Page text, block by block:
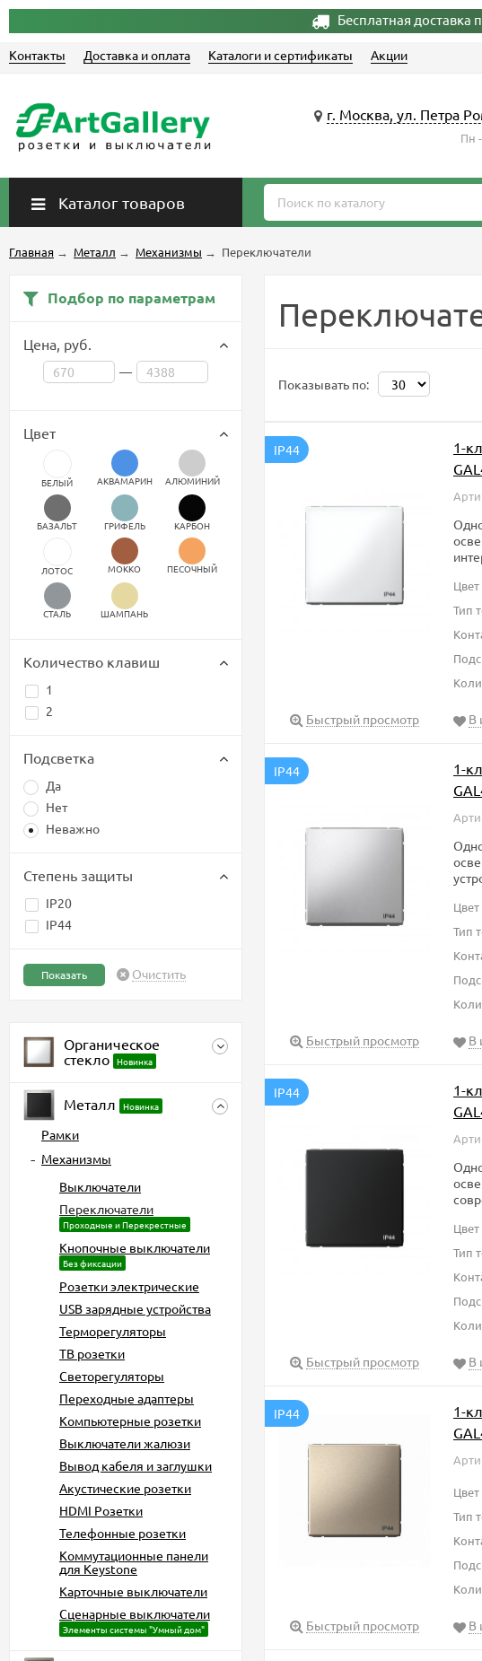
Бесплатная доставка
Контакты Доставка и оплата Каталоги и сертификаты Акции
г. Москва, ул. Петра
Пн
Каталог товаров
Главная → Металл → Механизмы → Переключатели
Подбор по параметрам
Цена, руб.
—
Цвет
БЕЛЫЙ АКВАМАРИН АЛЮМИНИЙ
БАЗАЛЬТ ГРИФЕЛЬ КАРБОН
ЛОТОС МОККО ПЕСОЧНЫЙ
СТАЛЬ ШАМПАНЬ
Количество клавиш
1
2
Подсветка
Да
Нет
Неважно
Степень защиты
IP20
IP44
Очистить
Органическое
стекло Новинка
Металл Новинка
Рамки
Механизмы
Выключатели
Переключатели
Проходные и Перекрестные
Кнопочные выключатели
Без фиксации
Розетки электрические
USB зарядные устройства
Терморегуляторы
ТВ розетки
Светорегуляторы
Переходные адаптеры
Компьютерные розетки
Выключатели жалюзи
Вывод кабеля и заглушки
Акустические розетки
HDMI Розетки
Телефонные розетки
Коммутационные панели
для Keystone
Карточные выключатели
Сценарные выключатели
Элементы системы "Умный дом"
Показывать по:
IP44
1-
Цвет
Тип
Быстрый просмотр В
IP44
1-
Цвет
Тип
Быстрый просмотр В
IP44
1-
Цвет
Тип
Быстрый просмотр В
IP44
1-
Цвет
Тип
Быстрый просмотр В